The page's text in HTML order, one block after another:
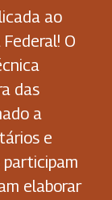
ao
O
das
a
e
participam
elaborar